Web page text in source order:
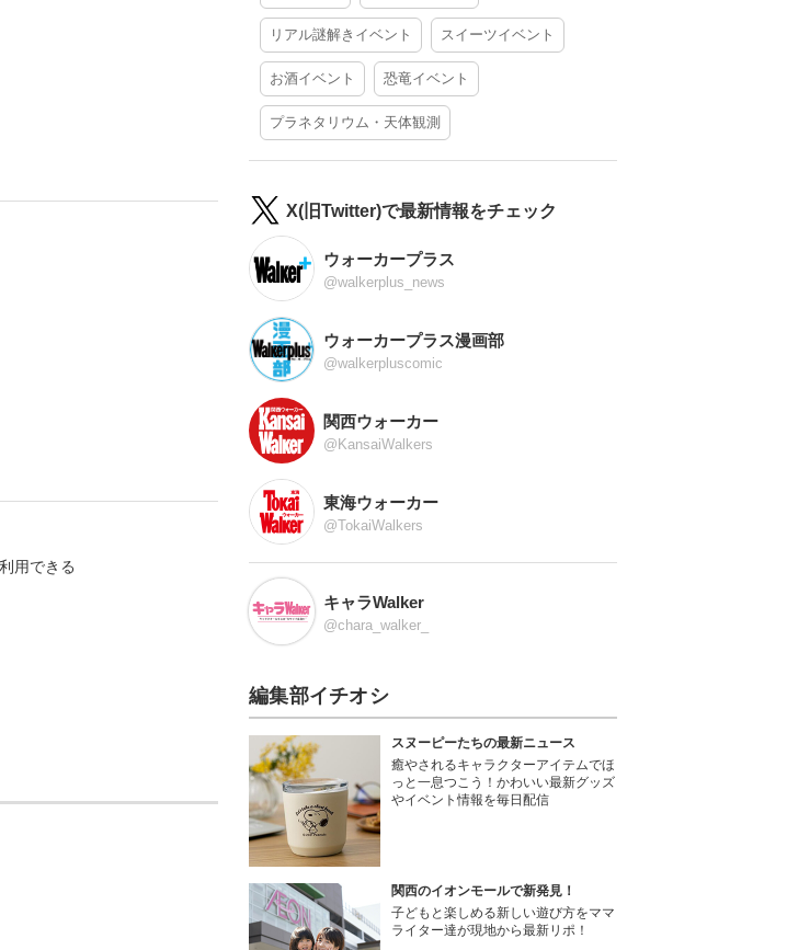
用できる
リアル謎解きイベント スイーツイベント
お酒イベント 恐竜イベント
プラネタリウム・天体観測
X(旧Twitter)で最新情報をチェック
ウォーカープラス
@walkerplus_news
ウォーカープラス漫画部
@walkerpluscomic
関西ウォーカー
@KansaiWalkers
東海ウォーカー
@TokaiWalkers
キャラWalker
@chara_walker_
編集部イチオシ
スヌーピーたちの最新ニュース
癒やされるキャラクターアイテムでほ
っと一息つこう！かわいい最新グッズ
やイベント情報を毎日配信
関西のイオンモールで新発見！
子どもと楽しめる新しい遊び方をママ
ライター達が現地から最新リポ！